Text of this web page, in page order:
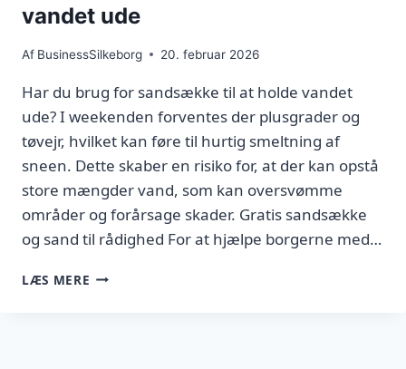
vandet ude
Af BusinessSilkeborg 20. februar 2026
Har du brug for sandsække til at holde vandet
ude? I weekenden forventes der plusgrader og
tøvejr, hvilket kan føre til hurtig smeltning af
sneen. Dette skaber en risiko for, at der kan opstå
store mængder vand, som kan oversvømme
områder og forårsage skader. Gratis sandsække
og sand til rådighed For at hjælpe borgerne med…
LÆS MERE HENT